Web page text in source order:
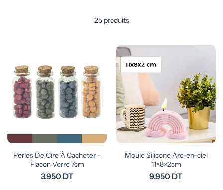
25 produits
Perles De Cire À Cacheter -
Flacon Verre 7cm
3.950 DT
Moule Silicone Arc-en-ciel
11×8×2cm
9.950 DT